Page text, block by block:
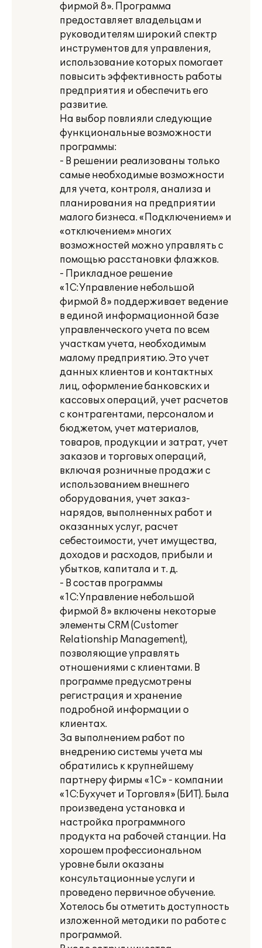
фирмой 8». Программа
предоставляет владельцам и
руководителям широкий спектр
инструментов для управления,
использование которых помогает
повысить эффективность работы
предприятия и обеспечить его
развитие.
На выбор повлияли следующие
функциональные возможности
программы:
- В решении реализованы только
самые необходимые возможности
для учета, контроля, анализа и
планирования на предприятии
малого бизнеса. «Подключением» и
«отключением» многих
возможностей можно управлять с
помощью расстановки флажков.
- Прикладное решение
«1С:Управление небольшой
фирмой 8» поддерживает ведение
в единой информационной базе
управленческого учета по всем
участкам учета, необходимым
малому предприятию. Это учет
данных клиентов и контактных
лиц, оформление банковских и
кассовых операций, учет расчетов
с контрагентами, персоналом и
бюджетом, учет материалов,
товаров, продукции и затрат, учет
заказов и торговых операций,
включая розничные продажи с
использованием внешнего
оборудования, учет заказ-
нарядов, выполненных работ и
оказанных услуг, расчет
себестоимости, учет имущества,
доходов и расходов, прибыли и
убытков, капитала и т. д.
- В состав программы
«1С:Управление небольшой
фирмой 8» включены некоторые
элементы CRM (Customer
Relationship Management),
позволяющие управлять
отношениями с клиентами. В
программе предусмотрены
регистрация и хранение
подробной информации о
клиентах.
За выполнением работ по
внедрению системы учета мы
обратились к крупнейшему
партнеру фирмы «1С» - компании
«1С:Бухучет и Торговля» (БИТ). Была
произведена установка и
настройка программного
продукта на рабочей станции. На
хорошем профессиональном
уровне были оказаны
консультационные услуги и
проведено первичное обучение.
Хотелось бы отметить доступность
изложенной методики по работе с
программой.